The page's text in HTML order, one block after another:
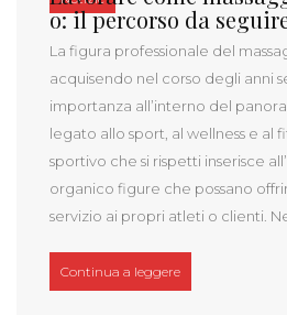
o: il percorso da
La figura professionale del
acquisendo nel corso degli anni
importanza all’interno del
legato allo sport, al wellness e al
sportivo che si rispetti inserisce
organico figure che possano
servizio ai propri atleti o clienti.
Continua a leggere“Lavorare come